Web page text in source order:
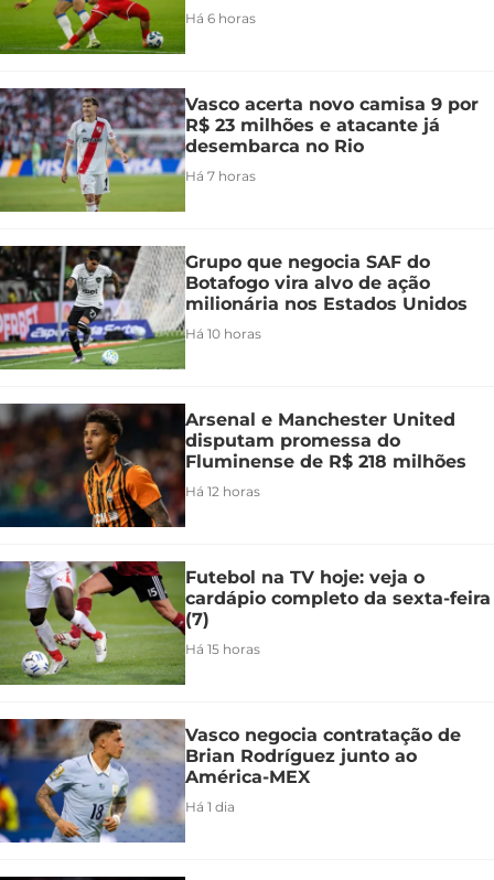
Há 6 horas
Vasco acerta novo camisa 9 por
R$ 23 milhões e atacante já
desembarca no Rio
Há 7 horas
Grupo que negocia SAF do
Botafogo vira alvo de ação
milionária nos Estados Unidos
Há 10 horas
Arsenal e Manchester United
disputam promessa do
Fluminense de R$ 218 milhões
Há 12 horas
Futebol na TV hoje: veja o
cardápio completo da sexta-feira
(7)
Há 15 horas
Vasco negocia contratação de
Brian Rodríguez junto ao
América-MEX
Há 1 dia